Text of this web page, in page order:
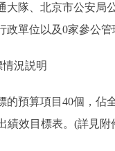
大隊、北京市公安局
政單位以及0家參公
況説明
算項目40個，佔全
績效目標表。(詳見附